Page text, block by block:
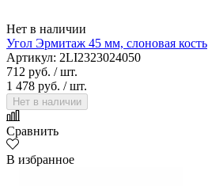
Нет в наличии
Угол Эрмитаж 45 мм, слоновая кость
Артикул: 2LI2323024050
712 руб. / шт.
1 478 руб. / шт.
Нет в наличии
Сравнить
В избранное